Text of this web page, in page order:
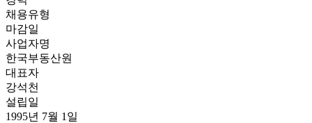
채용유형
마감일
사업자명
한국부동산원
대표자
강석천
설립일
1995년 7월 1일